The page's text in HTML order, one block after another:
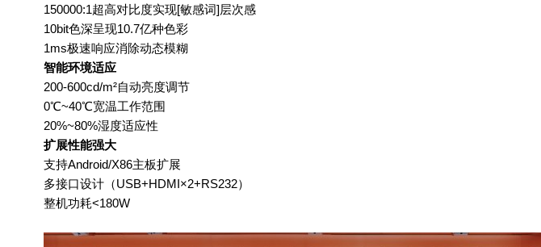
150000:1超高对比度实现[敏感词]层次感
10bit色深呈现10.7亿种色彩
1ms极速响应消除动态模糊
智能环境适应
200-600cd/m²自动亮度调节
0℃~40℃宽温工作范围
20%~80%湿度适应性
扩展性能强大
支持Android/X86主板扩展
多接口设计（USB+HDMI×2+RS232）
整机功耗<180W